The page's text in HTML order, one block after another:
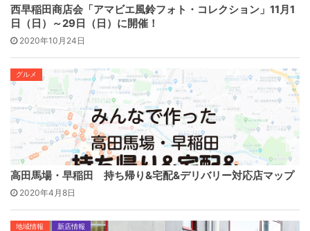
西早稲田商店会「アマビエ風鈴フォト・コレクション」11月1
日（日）～29日（日）に開催！
2020年10月24日
グルメ
高田馬場・早稲田 持ち帰り&宅配&デリバリー対応店マップ
2020年4月8日
地域情報 新店情報